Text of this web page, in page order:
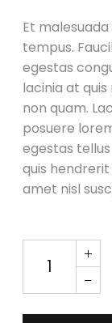
Et
tempus.
egestas
lacinia at
non quam.
posuere
egestas
quis
amet nisl
Speaker X